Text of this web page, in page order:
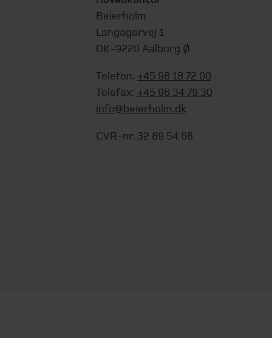
Beierholm
Langagervej 1
DK-9220 Aalborg Ø
Telefon: +45 98 18 72 00
Telefax: +45 96 34 79 30
info@beierholm.dk
CVR-nr. 32 89 54 68